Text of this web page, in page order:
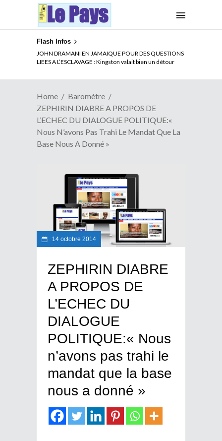
Flash Infos
JOHN DRAMANI EN JAMAIQUE POUR DES QUESTIONS
LIEES A L’ESCLAVAGE : Kingston valait bien un détour
ELECTION DE TALON A LA TETE DU SENAT BENINOIS :
Quand Patrice quitte le pouvoir sans partir !
Home
Baromètre
ZEPHIRIN DIABRE A PROPOS DE
L’ECHEC DU DIALOGUE POLITIQUE:«
Nous N’avons Pas Trahi Le Mandat Que La
Base Nous A Donné »
14 octobre 2014
ZEPHIRIN DIABRE
A PROPOS DE
L’ECHEC DU
DIALOGUE
POLITIQUE:« Nous
n’avons pas trahi le
mandat que la base
nous a donné »